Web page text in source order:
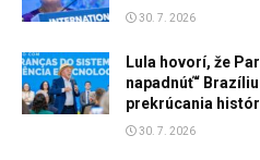
30. 7. 2026
Lula hovorí, že
napadnúť“
prekrúcania
30. 7. 2026